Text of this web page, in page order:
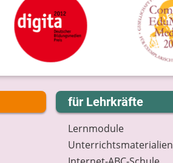
für Lehrkräfte
Lernmodule
Unterrichts­materialien